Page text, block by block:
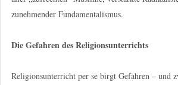
zunehmender Fundamentalismus.
Die Gefahren des Religionsunterrichts
Religionsunterricht per se birgt Gefahren – und